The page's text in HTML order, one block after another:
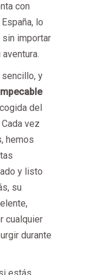
con
lo
importar
y
del
vez
hemos
y listo
su
cualquier
durante